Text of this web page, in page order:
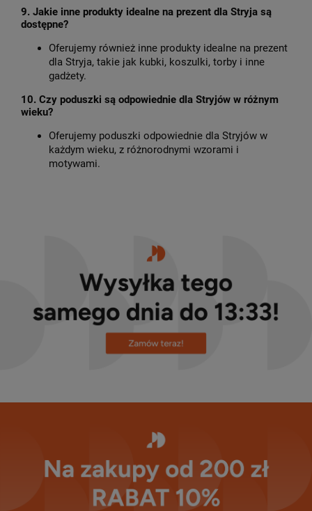
9. Jakie inne produkty idealne na prezent dla Stryja są
dostępne?
Oferujemy również inne produkty idealne na prezent
dla Stryja, takie jak kubki, koszulki, torby i inne
gadżety.
10. Czy poduszki są odpowiednie dla Stryjów w różnym
wieku?
Oferujemy poduszki odpowiednie dla Stryjów w
każdym wieku, z różnorodnymi wzorami i
motywami.